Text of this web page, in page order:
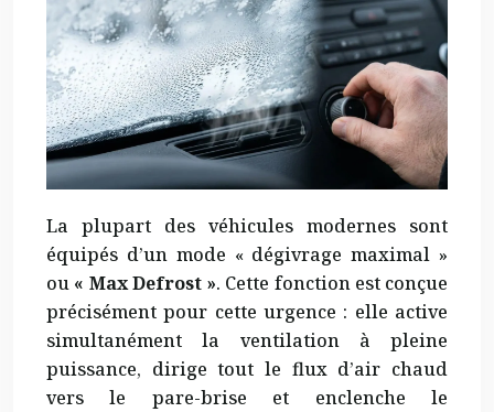
La plupart des véhicules modernes sont
équipés d’un mode « dégivrage maximal »
ou « Max Defrost ». Cette fonction est conçue
précisément pour cette urgence : elle active
simultanément la ventilation à pleine
puissance, dirige tout le flux d’air chaud
vers le pare-brise et enclenche le